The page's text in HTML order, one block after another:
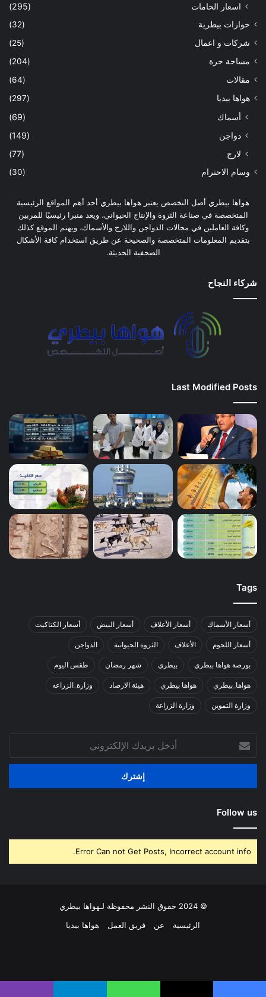
اسعار الخامات
(295)
حوارات بيطرية
(32)
شركات و اعمال
(25)
مساحة حرة
(204)
مقالات
(64)
هواها بيديا
(297)
أسماك
(69)
دواجن
(149)
لارج
(77)
وسام الاحترام (30)
هواها بيطري أصل التخصص يعتبر هواها بيطري أحد أهم المواقع الرئيسية
المتخصصة في صناعة الثروة والإنتاج الحيواني، ويعد منبرا رئيسيًا للمربين
وكافة العاملين في مجالات الدواجن واللارج والأسماك، ويهتم الموقع كذلك
بتقديم المعلومات المتخصصة والصحيحة عن طريق استخدام كافة الأشكال
الصحفية الحديثة.
شركاء النجاح
Last Modified Posts
Tags
أسعار الأسماك أسعار الأعلاف أسعار البيض أسعار الكتاكيت
أسعار اللحوم الأعلاف الثروة الحيوانية الدواجن
بورصة هواها بيطري بيطري شهر رمضان طقس اليوم
هواها_بيطري هواها بيطري هيئة الارصاد وزارة_الزراعه
وزارة التموين وزارة الزراعة
بريدك
الإلكتروني
Follow us
Error Can not Get Posts, Incorrect account info.
© 2024 حقوق النشر محفوظة لـهواها بيطري
الرئيسية
عن فريق العمل هواها بيديا